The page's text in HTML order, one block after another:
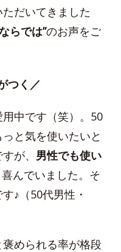
だいてきました
らでは”のお声をご
つく／
中です（笑）。50
と気を使いたいと
が、 男性でも使い
喜んでいました。そ
♪（50代男性・
められる率が格段